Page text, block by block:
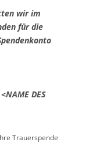
wir im
für die
DES
Trauerspende